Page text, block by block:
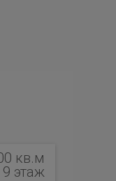
кв.м
9 этаж